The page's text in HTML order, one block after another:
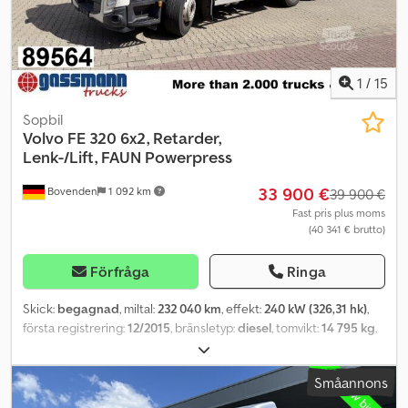
miljömärke. Axelavstånd: 3900 mm. Automatväxellåda Allison med
retarder, backkamera! TILLBEHÖRSUPPGIFTER UTAN GARANTI,
ändringar, mellanförsäljning och felskrivningar förbehålls! Credpfx
Asy Spzbeayjf
1 / 15
Bovenden 1 092 km
Sopbil
Volvo FE 320 6x2, Retarder,
Lenk-/Lift, FAUN Powerpress
33 900 €39 900 €
Fast pris plus moms
(40 341 € brutto)
Förfråga Ringa
Skick: begagnad, miltal:232 040 km, effekt:240 kW (326,31 hk),
första registrering:12/2015, bränsletyp:diesel, tomvikt:14 795 kg,
, totalvikt:
315/70R22.5, axelkonfiguration:6x2, hjulbas:3 900 mm, bromsar:
retarder
, färg:vit, förarhytt: dagskåp, växeltyp: automatisk,
emissionsklass:Euro 6, fjädring:stål-luft, antal säten:
, Utrustning:
Småannons